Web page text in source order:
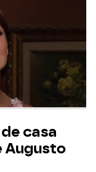
casa
Augusto